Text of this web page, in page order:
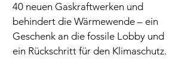
40 neuen Gaskraftwerken und
behindert die Wärmewende – ein
Geschenk an die fossile Lobby und
ein Rückschritt für den Klimaschutz.